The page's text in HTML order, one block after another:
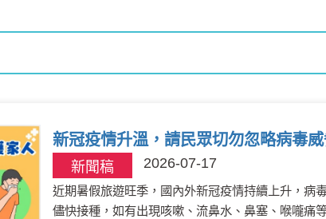
新聞稿 2026-07-17
新冠疫情升溫，請民眾切勿忽略病毒
近期暑假旅遊旺季，國內外新冠疫情持續上升，病
儘快接種，如有出現咳嗽、流鼻水、鼻塞、喉嚨痛